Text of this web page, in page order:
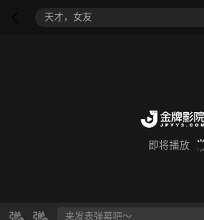
八仙！
即将播放